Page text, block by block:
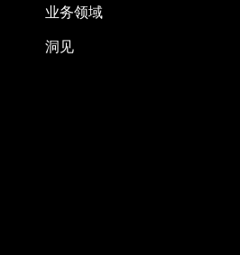
业务领域
洞见